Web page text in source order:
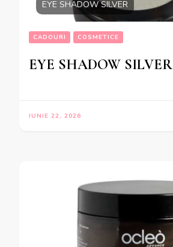
EYE SHADOW SILVER
CADOURI COSMETICE
EYE SHADOW SILVER
IUNIE 22, 2026